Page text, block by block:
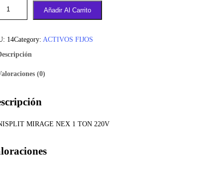
Añadir Al Carrito
14Category: ACTIVOS FIJOS
(0)
MIRAGE NEX 1 TON 220V